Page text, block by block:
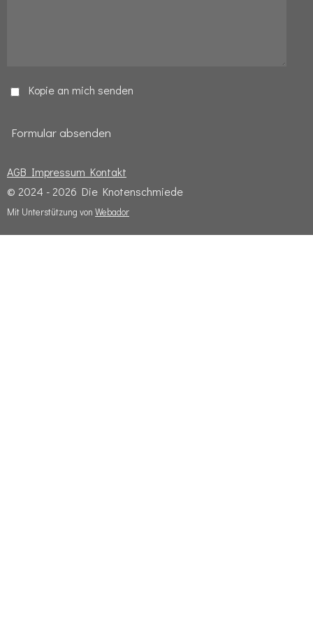
Kopie an mich senden
Formular absenden
AGB Impressum Kontakt
© 2024 - 2026 Die Knotenschmiede
Mit Unterstützung von Webador